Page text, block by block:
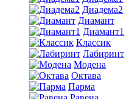
Диадема2
Диамант
Диамант1
Классик
Лабиринт
Модена
Октава
Парма